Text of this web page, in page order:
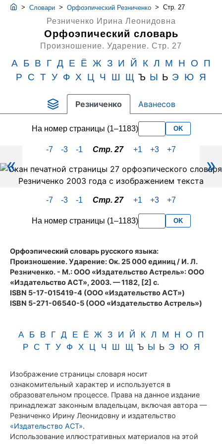
> Словари > Орфоэпический Резниченко > Стр. 27
Резниченко Ирина Леонидовна
Орфоэпический словарь
Произношение. Ударение. Стр. 27
А Б В Г Д Е Ё Ж З И Й К Л М Н О
П
Р
С Т У Ф Х Ц Ч Ш Щ Ъ Ы Ь Э Ю Я
Резниченко Аванесов
На номер страницы (1–1183) OK
-7 -3 -1 Стр. 27 +1 +3 +7
Скан
PDF-
Резниченко
« »
-7 -3 -1 Стр. 27 +1 +3 +7
На номер страницы (1–1183) OK
Орфоэпический словарь русского языка:
Произношение. Ударение: Ок. 25 000 единиц / И. Л.
Резниченко. - М.: ООО «Издательство Астрель»: ООО
«Издательство АСТ», 2003. — 1182, [2] с.
ISBN 5-17-015419-4 (ООО «Издательство АСТ»)
ISBN 5-271-06540-5 (ООО «Издательство Астрель»)
А Б В Г Д Е Ё Ж З И Й К Л М Н О П
Р С Т У Ф Х Ц Ч Ш Щ Ъ Ы Ь Э Ю Я
Изображение страницы словаря носит
ознакомительный характер и используется в
образовательном процессе. Права на данное издание
принадлежат законным владельцам, включая автора —
Резниченко Ирину Леонидовну и издательство
«Издательство АСТ».
Использование иллюстративных материалов на этой